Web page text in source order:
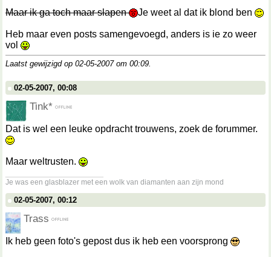
Maar ik ga toch maar slapen Je weet al dat ik blond ben
Heb maar even posts samengevoegd, anders is ie zo weer
vol
Laatst gewijzigd op 02-05-2007 om 00:09.
02-05-2007, 00:08
Tink*
Dat is wel een leuke opdracht trouwens, zoek de forummer.
Maar weltrusten.
Je was een glasblazer met een wolk van diamanten aan zijn mond
02-05-2007, 00:12
Trass
Ik heb geen foto's gepost dus ik heb een voorsprong